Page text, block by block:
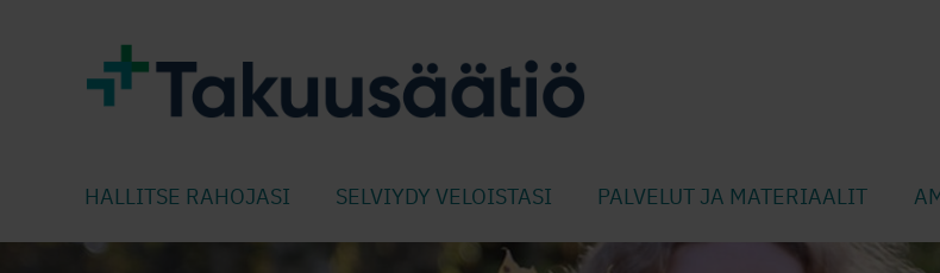
HALLITSE RAHOJASI SELVIYDY VELOISTASI PALVELUT JA MATERIAALIT